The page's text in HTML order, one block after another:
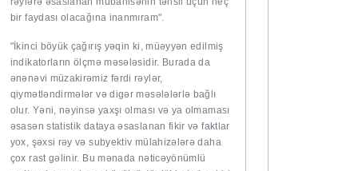
bir faydası olacağına inanmıram".
"İkinci böyük çağırış yəqin ki, müəyyən edilmiş
indikatorların ölçmə məsələsidir. Burada da
ənənəvi müzakirəmiz fərdi rəylər,
qiymətləndirmələr və digər məsələlərlə bağlı
olur. Yəni, nəyinsə yaxşı olması və ya olmaması
əsasən statistik dataya əsaslanan fikir və faktlar
yox, şəxsi rəy və subyektiv mülahizələrə daha
çox rast gəlinir. Bu mənada nəticəyönümlü